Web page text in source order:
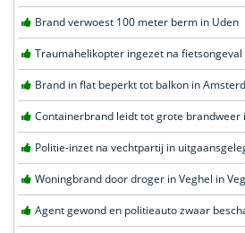
Brand verwoest 100 meter berm in Uden
Traumahelikopter ingezet na fietsongeval
Brand in flat beperkt tot balkon in
Politie-inzet na vechtpartij in
Woningbrand door droger in Veghel in